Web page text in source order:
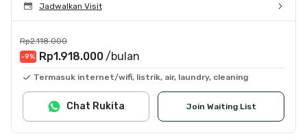
Jadwalkan Visit
Rp2.118.000
-9% Rp1.918.000 /bulan
Termasuk internet/wifi, listrik, air, laundry, cleaning
Join Waiting List
Chat Rukita